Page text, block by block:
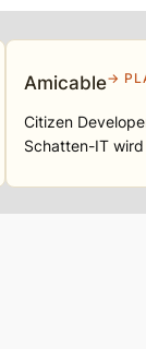
Amicable→
Citizen
Schatten-IT